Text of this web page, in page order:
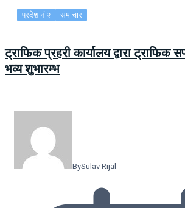
प्रदेश नं २ समाचार
ट्राफिक प्रहरी कार्यालय द्वारा ट्राफिक
भव्य शुभारम्भ
BySulav Rijal